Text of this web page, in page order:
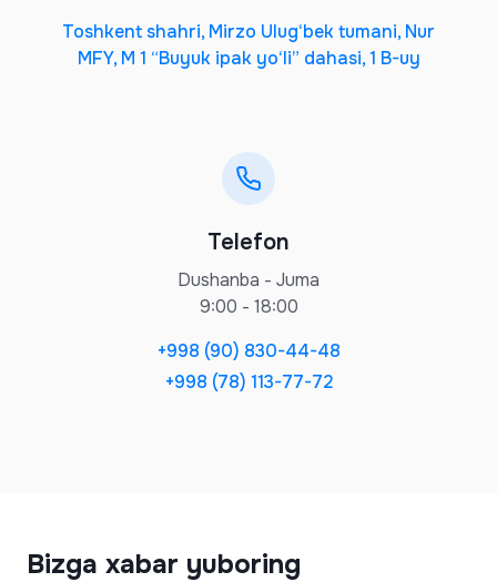
Toshkent shahri, Mirzo Ulug‘bek tumani, Nur
MFY, M 1 “Buyuk ipak yo‘li” dahasi, 1 B-uy
Telefon
Dushanba - Juma
9:00 - 18:00
+998 (90) 830-44-48
+998 (78) 113-77-72
Bizga xabar yuboring